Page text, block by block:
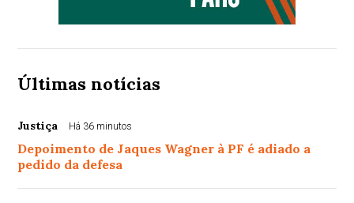
Últimas notícias
Justiça Há 36 minutos
Depoimento de Jaques Wagner à PF é adiado a
pedido da defesa